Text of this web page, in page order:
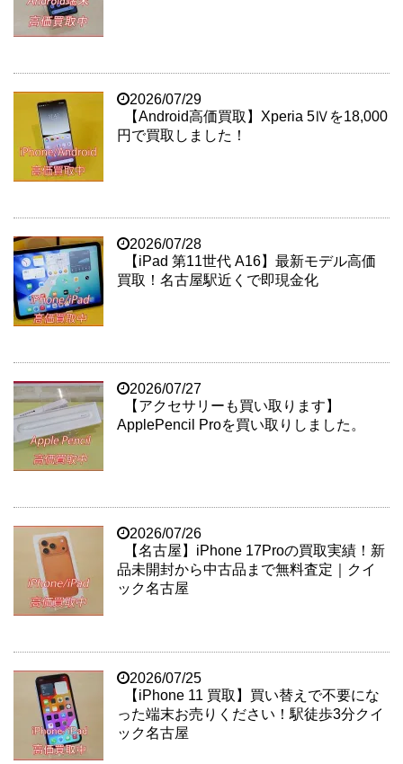
2026/07/29
【Android高価買取】Xperia 5Ⅳを18,000
円で買取しました！
2026/07/28
【iPad 第11世代 A16】最新モデル高価
買取！名古屋駅近くで即現金化
2026/07/27
【アクセサリーも買い取ります】
ApplePencil Proを買い取りしました。
2026/07/26
【名古屋】iPhone 17Proの買取実績！新
品未開封から中古品まで無料査定｜クイ
ック名古屋
2026/07/25
【iPhone 11 買取】買い替えで不要にな
った端末お売りください！駅徒歩3分クイ
ック名古屋